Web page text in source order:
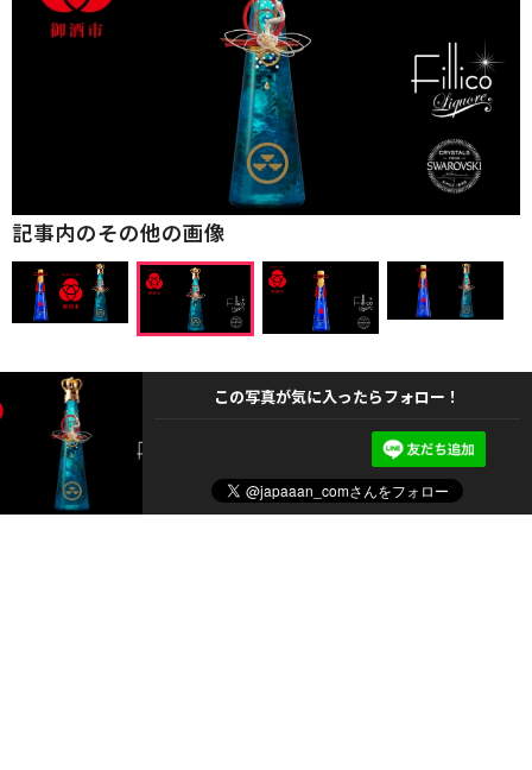
記事内のその他の画像
この写真が気に入ったらフォロー！